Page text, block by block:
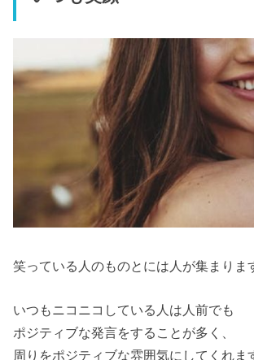
笑っている人のものとには人が集まりま
いつもニコニコしている人は人前でも
ポジティブな発言をすることが多く、
周りをポジティブな雰囲気にしてくれま